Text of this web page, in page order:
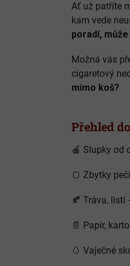
Ať už patříte
kam vede
poradí,
Možná vás
cigaretový
mimo koš?
Přehled
🍎 Slupky od
🍞 Zbytky
🍂 Tráva, listí
📄 Papír,
🥚 Vaječné